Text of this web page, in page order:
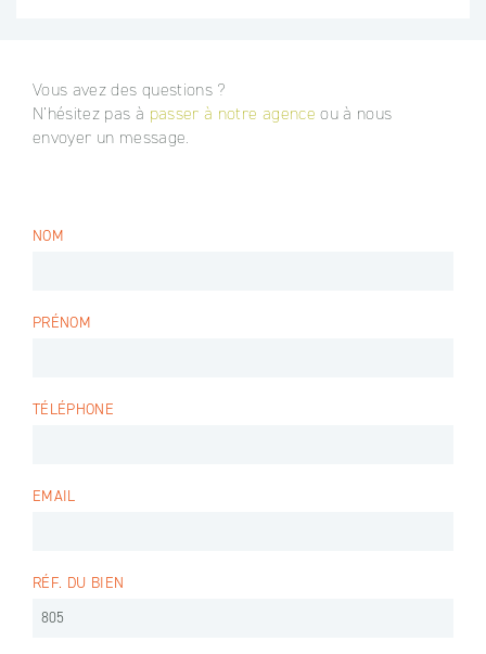
Vous avez des questions ?
N’hésitez pas à passer à notre agence ou à nous
envoyer un message.
NOM
PRÉNOM
TÉLÉPHONE
EMAIL
RÉF. DU BIEN